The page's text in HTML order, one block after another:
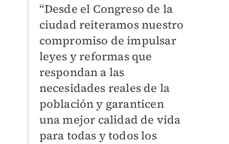
“Desde el Congreso de la
ciudad reiteramos nuestro
compromiso de impulsar
leyes yreformas que
respondan a las
necesidades reales de la
población y garanticen
unamejor calidad de vida
para todas y todos los